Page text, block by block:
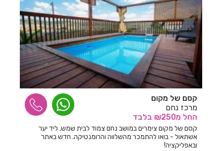
חדרים לפי שעה בברק
חדרים לפי שעה בבת ים
חדרים לפי שעה בגבע בנימין
חדרים לפי שעה בגבע כרמל
חדרים לפי שעה בגבעת אבני
חדרים לפי שעה בגבעת אולגה
חדרים לפי שעה בגבעת יערים
חדרים לפי שעה בגבעת נילי
קסם של מקום
מרכז נחם
החל מ₪250 בלבד
קסם של מקום צימרים במושב נחם צמוד לבית שמש, ליד יער
אשתאול - בואו להתמכר מהשלווה והרומנטיקה. חדש באתר
ובאפליקציה!